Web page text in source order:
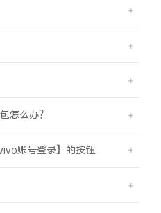
怎么办？
账号登录】的按钮